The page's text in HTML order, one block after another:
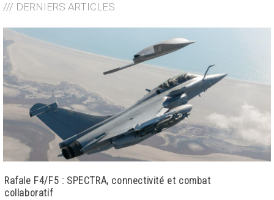
/// DERNIERS ARTICLES
Rafale F4/F5 : SPECTRA, connectivité et combat
collaboratif